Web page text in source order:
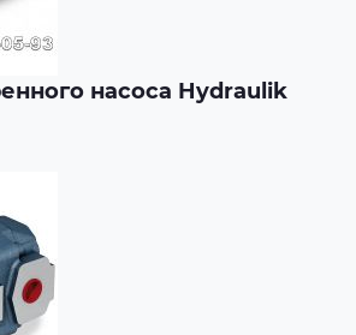
насоса Hydraulik